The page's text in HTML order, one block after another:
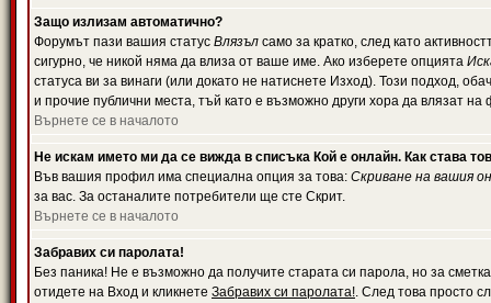
Защо излизам автоматично?
Форумът пази вашия статус Влязъл само за кратко, след като
сигурно, че никой няма да влиза от ваше име. Ако изберете опцията
статуса ви за винаги (или докато не натиснете Изход). Този подход,
и прочие публични места, тъй като е възможно други хора да влязат
Върнете се в началото
Не искам името ми да се вижда в списъка Кой е онлайн. Как става
Във вашия профил има специална опция за това: Скриване на вашия
за вас. За останалите потребители ще сте Скрит.
Върнете се в началото
Забравих си паролата!
Без паника! Не е възможно да получите старата си парола, но за
отидете на Вход и кликнете Забравих си паролата!. След това просто